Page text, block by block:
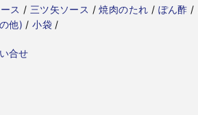
ス / 三ツ矢ソース /焼肉のたれ / ぽん酢 /
他) /小袋 /
合せ